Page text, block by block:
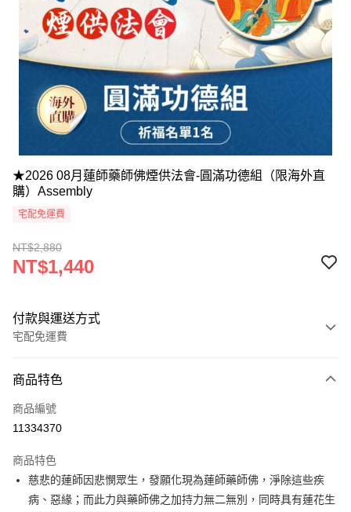
★2026 08月蓮師藥師佛煙供法會-圓滿功德組（限海外直
購）Assembly
宅配免運費
NT$2,880
NT$1,440
付款與運送方式
宅配免運費
信用卡一次付款
Apple Pay
運送方式
商品特色
商品編號
11334370
商品特色
慈悲的蓮師因悲憫眾生，發願化現為蓮師藥師佛，淨除這些疾
病、惡緣；而此力與藥師佛之加持力無二無別，同時具有蓮花生